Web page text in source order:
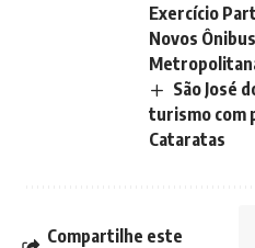
Exercício
Novos
São José
turismo com
Cataratas
Compartilhe este